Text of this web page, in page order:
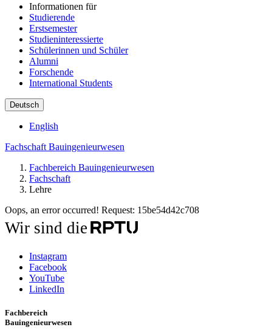
Informationen für
Studierende
Erstsemester
Studieninteressierte
Schülerinnen und Schüler
Alumni
Forschende
International Students
Deutsch
English
Fachschaft Bauingenieurwesen
Fachbereich Bauingenieurwesen
Fachschaft
Lehre
Oops, an error occurred! Request: 15be54d42c708
Wir sind die
Instagram
Facebook
YouTube
LinkedIn
Fachbereich
Bauingenieurwesen